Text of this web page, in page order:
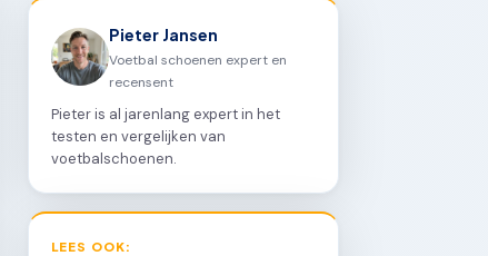
Pieter Jansen
Voetbal schoenen expert en
recensent
Pieter is al jarenlang expert in het
testen en vergelijken van
voetbalschoenen.
LEES OOK: